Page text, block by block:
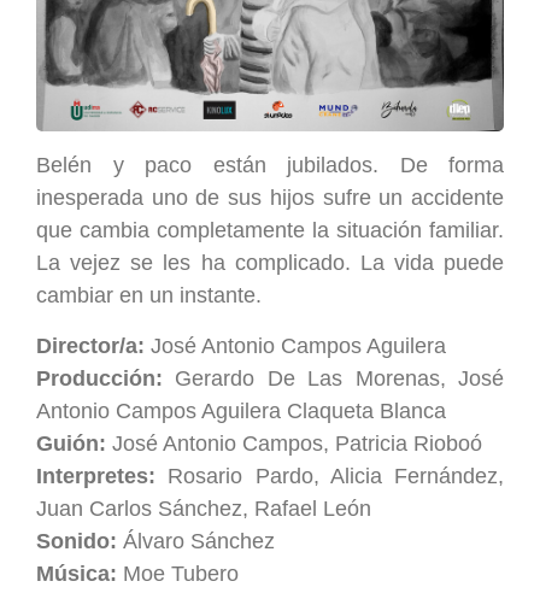
Belén y paco están jubilados. De forma
inesperada uno de sus hijos sufre un accidente
que cambia completamente la situación familiar.
La vejez se les ha complicado. La vida puede
cambiar en un instante.
Director/a: José Antonio Campos Aguilera
Producción: Gerardo De Las Morenas, José
Antonio Campos Aguilera Claqueta Blanca
Guión: José Antonio Campos, Patricia Rioboó
Interpretes: Rosario Pardo, Alicia Fernández,
Juan Carlos Sánchez, Rafael León
Sonido: Álvaro Sánchez
Música: Moe Tubero